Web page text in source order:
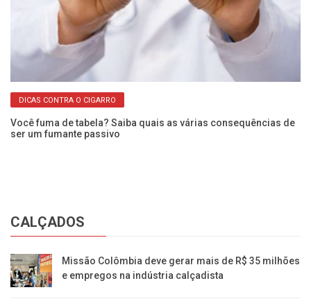
DICAS CONTRA O CIGARRO
Você fuma de tabela? Saiba quais as várias consequências de
ser um fumante passivo
CALÇADOS
Missão Colômbia deve gerar mais de R$ 35 milhões
e empregos na indústria calçadista